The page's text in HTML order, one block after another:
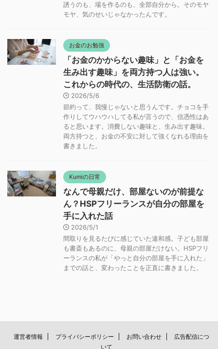
誘うのも、場を作るのも、全部自分から。そのモヤ
モヤ、気のせいじゃなかったんです。
お金のお勉強
「お金のかからない趣味」と「お金を
生み出す趣味」を両方持つ人は強い。
これからの時代の、生活防衛の話。
2026/5/6
節約って、我慢じゃないと思うんです。チョコを手
作りしてウハウハしてる私が言うので、信憑性はあ
ると思います。消費しない趣味と、生み出す趣味。
両方持つと、お金の不安に対して強くなれる理由を
書きました。
Kumiの日常
なんで母親だけ、部屋ないのが前提な
ん？HSPフリーランスが自分の部屋を
手に入れた話
2026/5/1
間取りを見るたびに感じていた違和感。子ども部屋
も書斎もあるのに、母親の部屋だけない。HSPフリ
ーランスの私が「やっと自分の部屋を手に入れた」
までの話と、変わったことを正直に書きました。
運営者情報 プライバシーポリシー お問い合わせ
広告配信につ
いて